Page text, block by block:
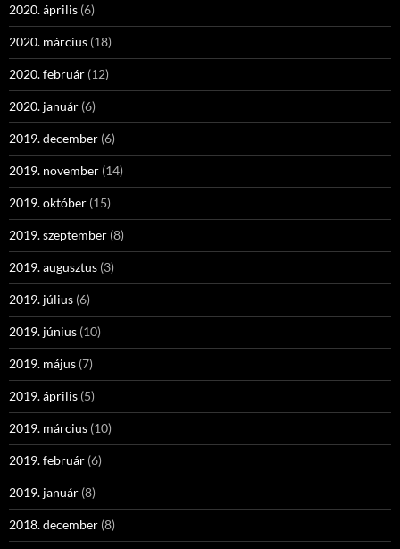
2020. április (6)
2020. március (18)
2020. február (12)
2020. január (6)
2019. december (6)
2019. november (14)
2019. október (15)
2019. szeptember (8)
2019. augusztus (3)
2019. július (6)
2019. június (10)
2019. május (7)
2019. április (5)
2019. március (10)
2019. február (6)
2019. január (8)
2018. december (8)